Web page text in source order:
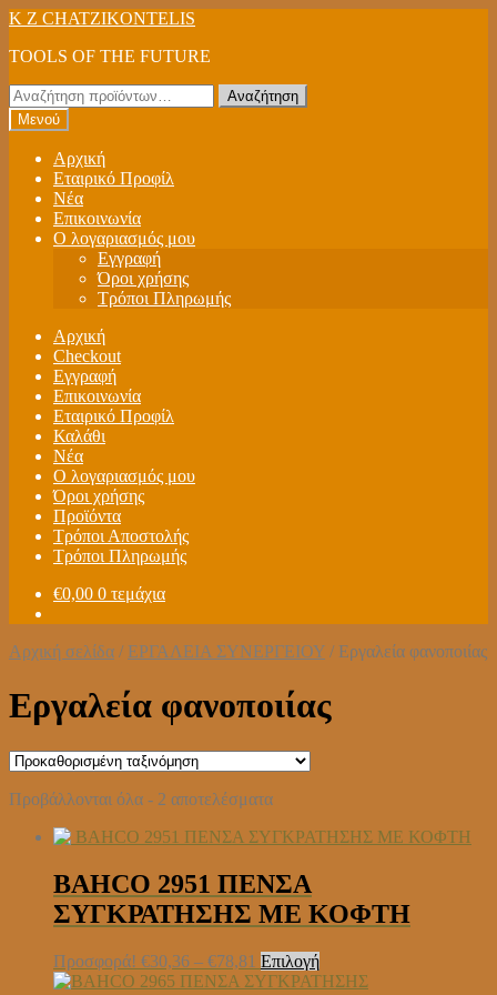
Απευθείας
στην
Μετάβαση
περιεχόμενο
K Z CHATZIKONTELIS
TOOLS OF THE FUTURE
Αναζήτηση
για:
Αναζήτηση
Μενού
Αρχική
Εταιρικό Προφίλ
Νέα
Επικοινωνία
Ο λογαριασμός μου
Εγγραφή
Όροι χρήσης
Τρόποι Πληρωμής
Αρχική
Checkout
Εγγραφή
Επικοινωνία
Εταιρικό Προφίλ
Καλάθι
Νέα
Ο λογαριασμός μου
Όροι χρήσης
Προϊόντα
Τρόποι Αποστολής
Τρόποι Πληρωμής
€0,00 0 τεμάχια
Αρχική σελίδα / ΕΡΓΑΛΕΙΑ ΣΥΝΕΡΓΕΙΟΥ / Εργαλεία φανοποιίας
Εργαλεία φανοποιίας
Προβάλλονται όλα - 2 αποτελέσματα
BAHCO 2951 ΠΕΝΣΑ
ΣΥΓΚΡΑΤΗΣΗΣ ΜΕ ΚΟΦΤΗ
Προσφορά! €30,36 – €78,81 Price
range:
ΕπιλογήΑυτό
το